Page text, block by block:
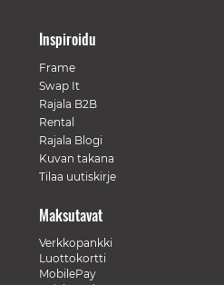
Inspiroidu
Frame
Swap It
Rajala B2B
Rental
Rajala Blogi
Kuvan takana
Tilaa uutiskirje
Maksutavat
Verkkopankki
Luottokortti
MobilePay